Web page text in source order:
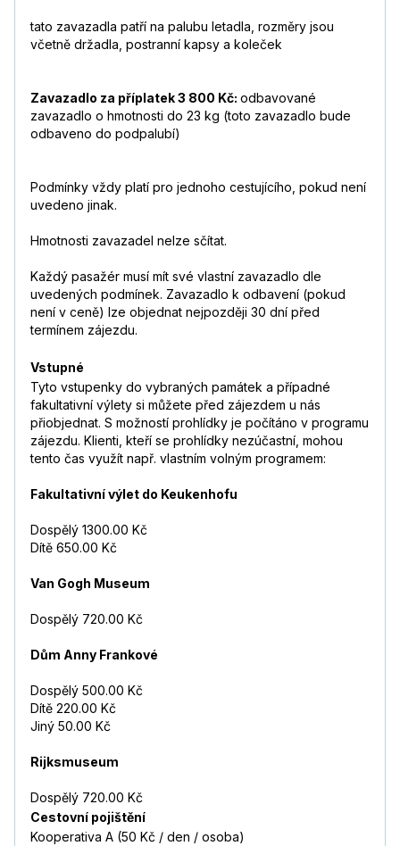
tato zavazadla patří na palubu letadla, rozměry jsou
včetně držadla, postranní kapsy a koleček
Zavazadlo za příplatek 3 800 Kč: odbavované
zavazadlo o hmotnosti do 23 kg (toto zavazadlo bude
odbaveno do podpalubí)
Podmínky vždy platí pro jednoho cestujícího, pokud není
uvedeno jinak.
Hmotnosti zavazadel nelze sčítat.
Každý pasažér musí mít své vlastní zavazadlo dle
uvedených podmínek. Zavazadlo k odbavení (pokud
není v ceně) lze objednat nejpozději 30 dní před
termínem zájezdu.
Vstupné
Tyto vstupenky do vybraných památek a případné
fakultativní výlety si můžete před zájezdem u nás
přiobjednat. S možností prohlídky je počítáno v programu
zájezdu. Klienti, kteří se prohlídky nezúčastní, mohou
tento čas využít např. vlastním volným programem:
Fakultativní výlet do Keukenhofu
Dospělý 1300.00 Kč
Dítě 650.00 Kč
Van Gogh Museum
Dospělý 720.00 Kč
Dům Anny Frankové
Dospělý 500.00 Kč
Dítě 220.00 Kč
Jiný 50.00 Kč
Rijksmuseum
Dospělý 720.00 Kč
Cestovní pojištění
Kooperativa A (50 Kč / den / osoba)